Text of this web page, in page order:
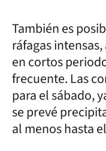
También es
ráfagas
en cortos
frecuente. Las
para el sábado,
se prevé
al menos hasta